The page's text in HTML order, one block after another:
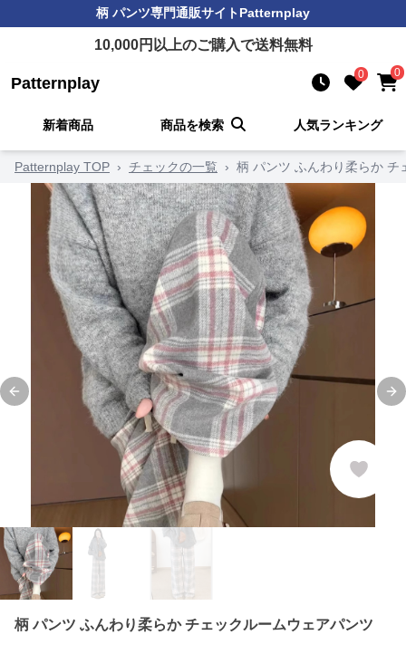
柄 パンツ専門通販サイトPatternplay
10,000円以上のご購入で送料無料
Patternplay 0 0
新着商品 商品を検索 人気ランキング
Patternplay TOP › チェックの一覧 › 柄 パンツ ふんわり柔らか チ
Previous slide
柄 パンツ ふんわり柔らか チェックルームウェアパンツ